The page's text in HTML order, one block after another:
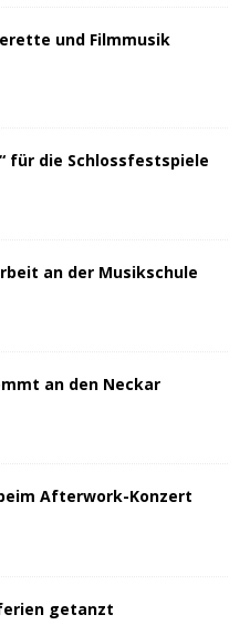
und Filmmusik
für die Schlossfestspiele
an der Musikschule
an den Neckar
Afterwork-Konzert
getanzt